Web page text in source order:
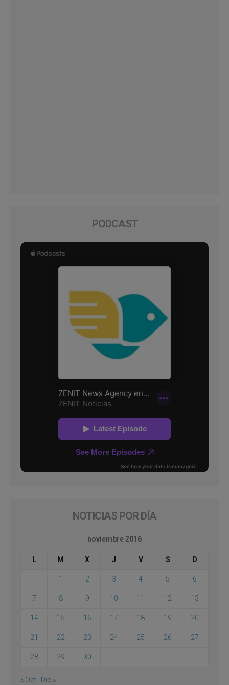
PODCAST
NOTICIAS POR DÍA
noviembre 2016
L M X J V S D
1 2 3 4 5 6
7 8 9 10 11 12 13
14 15 16 17 18 19 20
21 22 23 24 25 26 27
28 29 30
« Oct Dic »